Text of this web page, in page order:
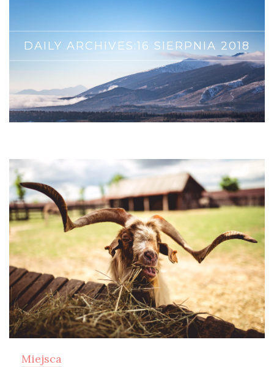
DAILY ARCHIVES:16 SIERPNIA 2018
Miejsca